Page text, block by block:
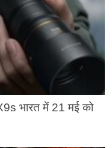
भारत में 21 मई को